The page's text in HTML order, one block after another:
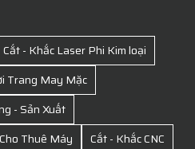
Cắt - Khắc Laser Phi Kim loại
Trang May Mặc
- Sản Xuất
Thuê Máy
Cắt - Khắc CNC